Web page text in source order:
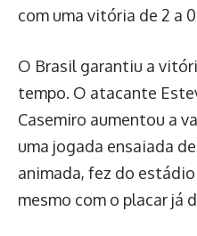
com uma vitória de 2 a
O Brasil garantiu a
tempo. O atacante
Casemiro aumentou a
uma jogada ensaiada
animada, fez do
mesmo com o placar já